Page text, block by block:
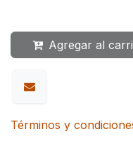
Agregar al
Términos y